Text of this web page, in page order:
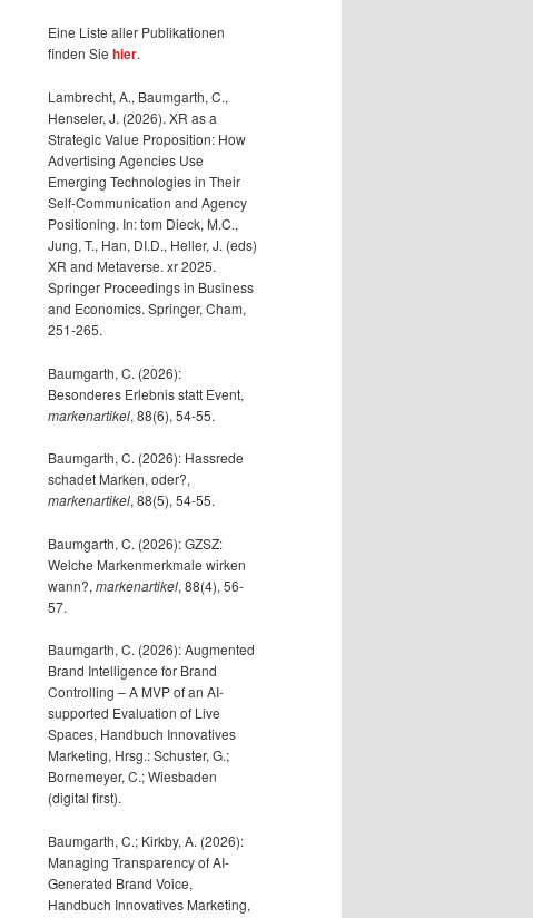
Eine Liste aller Publikationen
finden Sie hier.
Lambrecht, A., Baumgarth, C.,
Henseler, J. (2026). XR as a
Strategic Value Proposition: How
Advertising Agencies Use
Emerging Technologies in Their
Self-Communication and Agency
Positioning. In: tom Dieck, M.C.,
Jung, T., Han, DI.D., Heller, J. (eds)
XR and Metaverse. xr 2025.
Springer Proceedings in Business
and Economics. Springer, Cham,
251-265.
Baumgarth, C. (2026):
Besonderes Erlebnis statt Event,
markenartikel, 88(6), 54-55.
Baumgarth, C. (2026): Hassrede
schadet Marken, oder?,
markenartikel, 88(5), 54-55.
Baumgarth, C. (2026): GZSZ:
Welche Markenmerkmale wirken
wann?, markenartikel, 88(4), 56-
57.
Baumgarth, C. (2026): Augmented
Brand Intelligence for Brand
Controlling – A MVP of an AI-
supported Evaluation of Live
Spaces, Handbuch Innovatives
Marketing, Hrsg.: Schuster, G.;
Bornemeyer, C.; Wiesbaden
(digital first).
Baumgarth, C.; Kirkby, A. (2026):
Managing Transparency of AI-
Generated Brand Voice,
Handbuch Innovatives Marketing,